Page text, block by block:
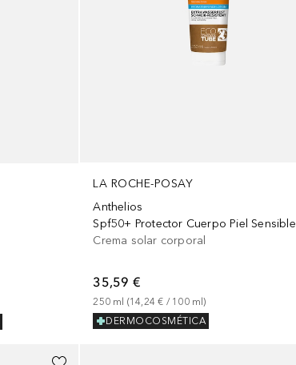
LA ROCHE-POSAY
Anthelios
Spf50+ Protector Cuerpo Piel Sensible
Crema solar corporal
35,59 €
250 ml (14,24 € / 100 ml)
DERMOCOSMÉTICA